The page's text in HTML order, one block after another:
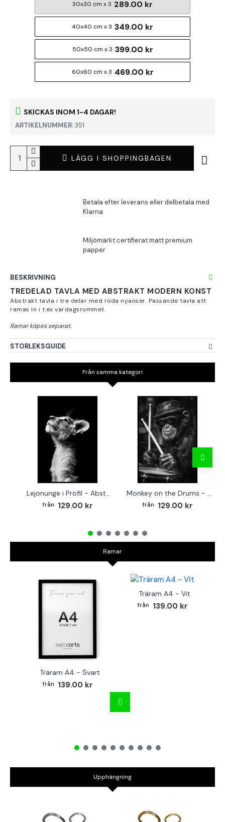
SKICKAS INOM 1-4 DAGAR!
ARTIKELNUMMER:351
30x30 cm x 3 289.00 kr
40x40 cm x 3 349.00 kr
50x50 cm x 3 399.00 kr
60x60 cm x 3 469.00 kr
LÄGG I SHOPPINGBAGEN
BESKRIVNING
TREDELAD TAVLA MED ABSTRAKT MODERN KONST
Abstrakt tavla i tre delar med röda nyanser. Passande tavla att
ramas in i t.ex vardagsrummet.
STORLEKSGUIDE
Från samma kategori
Lejonunge i Profil - Abstrakt poster i svartvitt
129.00 kr
Monkey on the Drums - Trendig poster
129.00 kr
Ramar
Träram A4 - Svart
139.00 kr
Träram A4 - Vit
139.00 kr
Upphängning